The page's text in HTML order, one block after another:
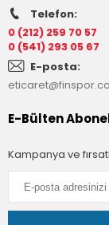
Telefon:
0 (212) 259 70 57
0 (541) 293 05 67
E-posta:
E-Bülten
Kampanya ve